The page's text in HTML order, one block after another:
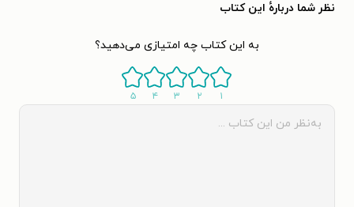
نظر شما دربارهٔ این کتاب
به این کتاب چه امتیازی می‌دهید؟
۱ ۲ ۳ ۴ ۵